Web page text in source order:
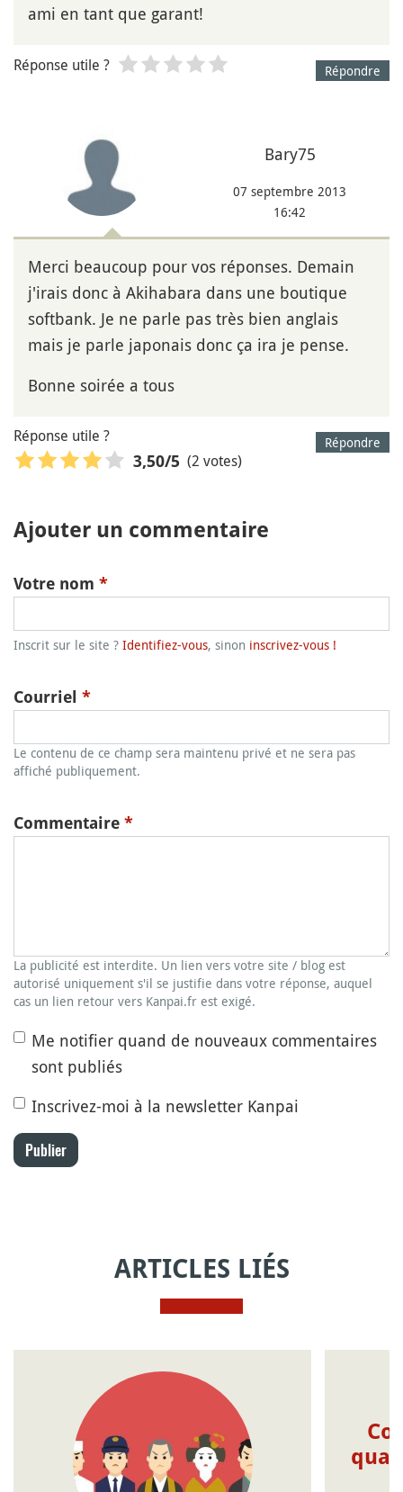
ami en tant que garant!
Répondre
Réponse utile ?
Bary75
07 septembre 2013
16:42
Merci beaucoup pour vos réponses. Demain
j'irais donc à Akihabara dans une boutique
softbank. Je ne parle pas très bien anglais
mais je parle japonais donc ça ira je pense.
Bonne soirée a tous
Répondre
Réponse utile ?
3,50/5 (2 votes)
Ajouter un commentaire
Votre nom *
Inscrit sur le site ? Identifiez-vous, sinon inscrivez-vous !
Courriel *
Le contenu de ce champ sera maintenu privé et ne sera pas
affiché publiquement.
Commentaire *
La publicité est interdite. Un lien vers votre site / blog est
autorisé uniquement s'il se justifie dans votre réponse, auquel
cas un lien retour vers Kanpai.fr est exigé.
Me notifier quand de nouveaux commentaires
sont publiés
Inscrivez-moi à la newsletter Kanpai
Publier
ARTICLES LIÉS